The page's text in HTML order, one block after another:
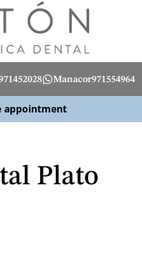
Manacor971554964
appointment
Plato